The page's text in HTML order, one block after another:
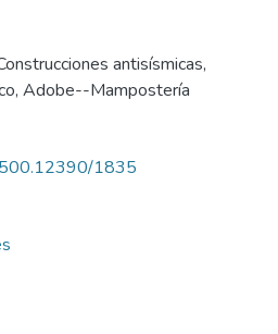
antisísmicas,
, Adobe--Mampostería
1835